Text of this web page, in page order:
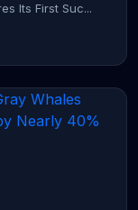
Its First Suc...